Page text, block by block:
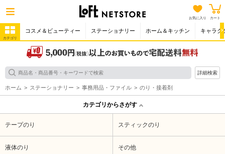
お気に入り カート
カテゴリ
コスメ＆ビューティー ステーショナリー ホーム＆キッチン キャラク
詳細検索
ホーム ステーショナリー 事務用品・ファイル のり・接着剤
カテゴリからさがす
テープのり スティックのり
液体のり その他